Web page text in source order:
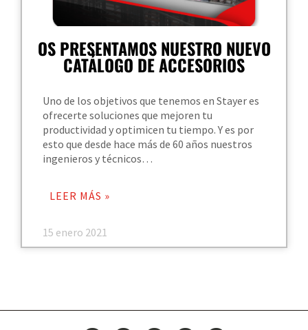
OS PRESENTAMOS NUESTRO NUEVO
CATÁLOGO DE ACCESORIOS
Uno de los objetivos que tenemos en Stayer es
ofrecerte soluciones que mejoren tu
productividad y optimicen tu tiempo. Y es por
esto que desde hace más de 60 años nuestros
ingenieros y técnicos…
LEER MÁS »
15 enero 2021